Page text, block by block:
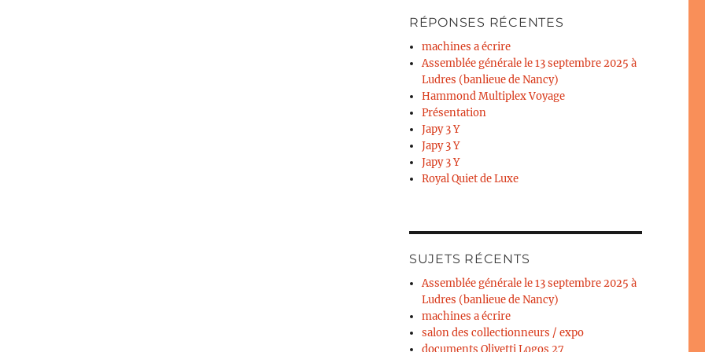
RÉPONSES RÉCENTES
machines a écrire
Assemblée générale le 13 septembre 2025 à
Ludres (banlieue de Nancy)
Hammond Multiplex Voyage
Présentation
Japy 3 Y
Japy 3 Y
Japy 3 Y
Royal Quiet de Luxe
SUJETS RÉCENTS
Assemblée générale le 13 septembre 2025 à
Ludres (banlieue de Nancy)
machines a écrire
salon des collectionneurs / expo
documents Olivetti Logos 27